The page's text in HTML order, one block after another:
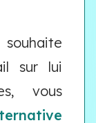
sur lui
vous